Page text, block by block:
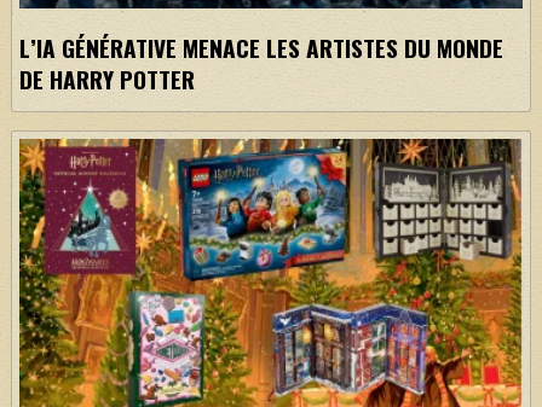
L’IA GÉNÉRATIVE MENACE LES ARTISTES DU MONDE
DE HARRY POTTER